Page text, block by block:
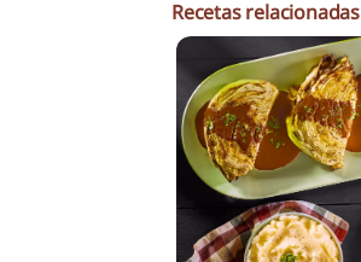
Recetas relacionadas